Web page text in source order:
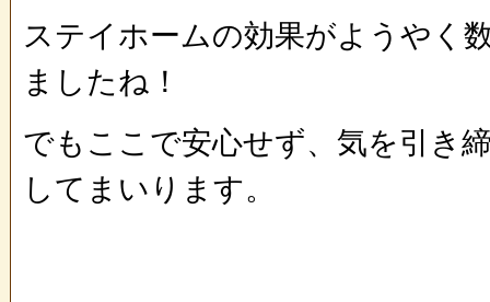
ステイホームの効果がようやく
ましたね！
でもここで安心せず、気を引き
してまいります。